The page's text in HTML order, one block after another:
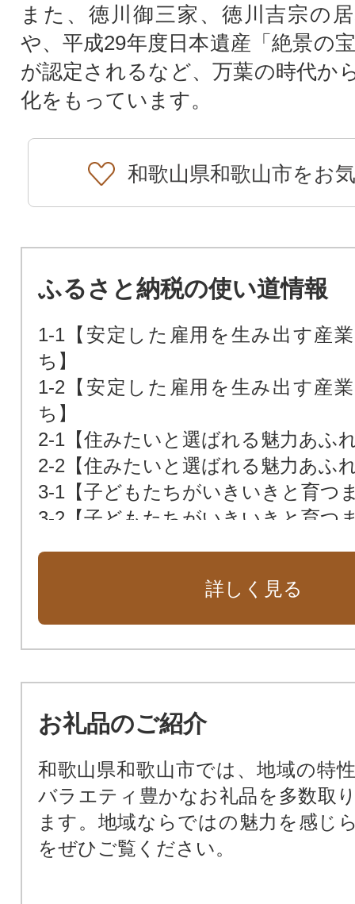
また、徳川御三家、徳川吉宗の
や、平成29年度日本遺産「絶景の
が認定されるなど、万葉の時代か
化をもっています。
和歌山県和歌山市をお
ふるさと納税の使い道情報
1-1【安定した雇用を生み出す産
ち】
1-2【安定した雇用を生み出す産
ち】
2-1【住みたいと選ばれる魅力あふ
2-2【住みたいと選ばれる魅力あふ
3-1【子どもたちがいきいきと育つ
3-2【子どもたちがいきいきと育つ
4-2【誰もが安心して住み続けられ
まち】
4-3【誰もが安心して住み続けられ
詳しく見る
お礼品のご紹介
和歌山県和歌山市では、地域の特
バラエティ豊かなお礼品を多数取
ます。地域ならではの魅力を感じ
をぜひご覧ください。